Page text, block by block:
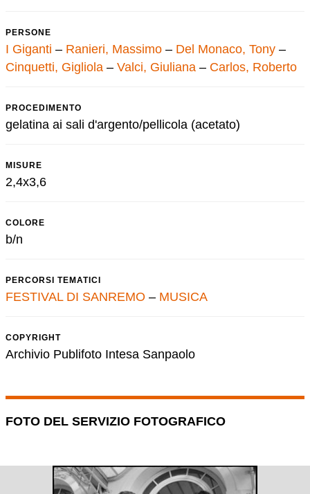
PERSONE
I Giganti – Ranieri, Massimo – Del Monaco, Tony –
Cinquetti, Gigliola – Valci, Giuliana – Carlos, Roberto
PROCEDIMENTO
gelatina ai sali d'argento/pellicola (acetato)
MISURE
2,4x3,6
COLORE
b/n
PERCORSI TEMATICI
FESTIVAL DI SANREMO – MUSICA
COPYRIGHT
Archivio Publifoto Intesa Sanpaolo
FOTO DEL SERVIZIO FOTOGRAFICO